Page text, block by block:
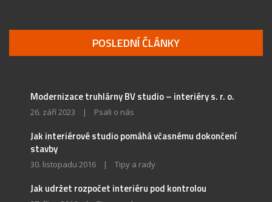
POSLEDNÍ ČLÁNKY
Modernizace truhlárny BV studio – interiéry s. r. o.
26. září 2023 | Psali o nás
Jak interiérové studio pomáhá včasnému dokončení
stavby
30. listopadu 2016 | Tipy a rady
Jak udržet rozpočet interiéru pod kontrolou